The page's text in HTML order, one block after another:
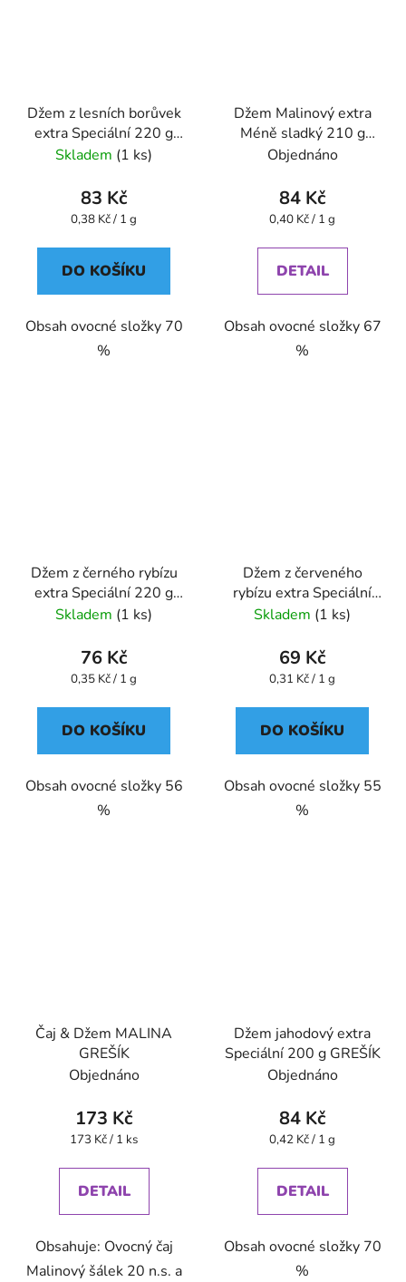
Džem z lesních borůvek
extra Speciální 220 g
GREŠÍK
Skladem (1 ks)
83 Kč
Měrná
0,38 Kč / 1 g
DO KOŠÍKU
Obsah ovocné složky 70
%
Džem Malinový extra
Méně sladký 210 g
GREŠÍK
Objednáno
84 Kč
Měrná
0,40 Kč / 1 g
DETAIL
Obsah ovocné složky 67
%
Džem z černého rybízu
extra Speciální 220 g
GREŠÍK
Skladem (1 ks)
76 Kč
Měrná
0,35 Kč / 1 g
DO KOŠÍKU
Obsah ovocné složky 56
%
Džem z červeného
rybízu extra Speciální
220 g GREŠÍK
Skladem (1 ks)
69 Kč
Měrná
0,31 Kč / 1 g
DO KOŠÍKU
Obsah ovocné složky 55
%
Čaj & Džem MALINA
GREŠÍK
Objednáno
173 Kč
Měrná
173 Kč / 1 ks
DETAIL
Obsahuje: Ovocný čaj
Malinový šálek 20 n.s. a
Džem jahodový extra
Speciální 200 g GREŠÍK
Objednáno
84 Kč
Měrná
0,42 Kč / 1 g
DETAIL
Obsah ovocné složky 70
%